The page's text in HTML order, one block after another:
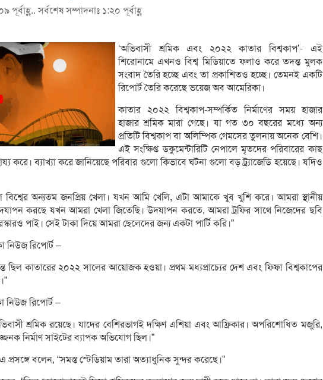
সর্বশেষ সম্পাদনাঃ ১:২০ পূর্বাহ্ণ
‘অভিবাসী শ্রমিক এবং ২০২২ কাতার বিশ্বকাপ’- এই
শিরোনামে এখনও বিশ্ব মিডিয়াতে ফলাও করে তদন্ত মুলক
সংবাদ তৈরি হচ্ছে এবং তা প্রকাশিতও হচ্ছে। তেমনই একটি
রিপোর্ট তৈরি করেছে ভয়েজ অব আমেরিকা।
কাতার ২০২২ বিশ্বকাপ-সম্পর্কিত নির্মাণের সময় হাজার
হাজার শ্রমিক মারা গেছে। যা গত ৩০ বছরের মধ্যে অন্য
প্রতিটি বিশ্বকাপ বা অলিম্পিক গেমসের তুলনায় অনেক বেশি।
এই সংক্ষিপ্ত ডকুমেন্টারিটি নেপালে মৃতদের পরিবারের কাছ
করে। ব্যাখ্যা করে জানিয়েছে পরিবার গুলো কিভাবে ঘটনা গুলো বড় ট্র্যাজেডি হয়েছে। যদিও
অন্যতম জনপ্রিয় খেলা। যখন আমি খেলি, এটা আমাকে খুব খুশি করে। আমরা স্থানীয়
করছে যখন আমরা খেলা জিতেছি। উদযাপন করতে, আমরা ট্রফির সাথে নিজেদের ছবি
পাই। সেই টাকা দিয়ে আমরা ছেলেদের জন্য একটা পার্টি করি।”
রিপোর্ট –
ছিল কাতারের ২০২২ সালের আয়োজক হওয়া। প্রথম মধ্যপ্রাচ্যের দেশ এবং ফিফা বিশ্বকাপের
রিপোর্ট –
শ্রমিক রয়েছে। যাদের বেশিরভাগই দক্ষিণ এশিয়া এবং আফ্রিকার। অপরিশোধিত মজুরি,
নির্মাণ সাইটের ব্যাপক অভিযোগ ছিল।”
প্রসঙ্গে বলেন, “সমস্ত স্টেডিয়াম তারা অত্যাধুনিক সুন্দর করেছে।”